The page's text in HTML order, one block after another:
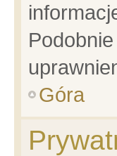
Góra